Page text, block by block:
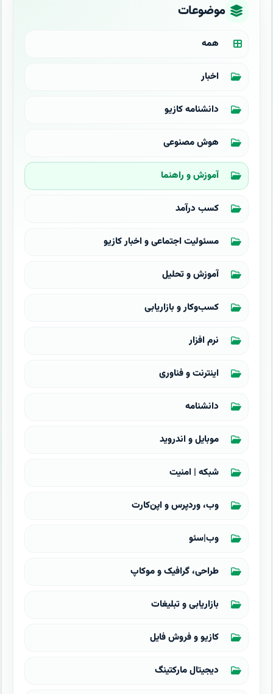
موضوعات
همه
اخبار
دانشنامه کازیو
هوش مصنوعی
آموزش و راهنما
کسب درآمد
مسئولیت اجتماعی و اخبار کازیو
آموزش و تحلیل
کسب‌وکار و بازاریابی
نرم افزار
اینترنت و فناوری
دانشنامه
موبایل و اندروید
شبکه | امنیت
وب، وردپرس و اپن‌کارت
وب|سئو
طراحی، گرافیک و موکاپ
بازاریابی و تبلیغات
کازیو و فروش فایل
دیجیتال مارکتینگ